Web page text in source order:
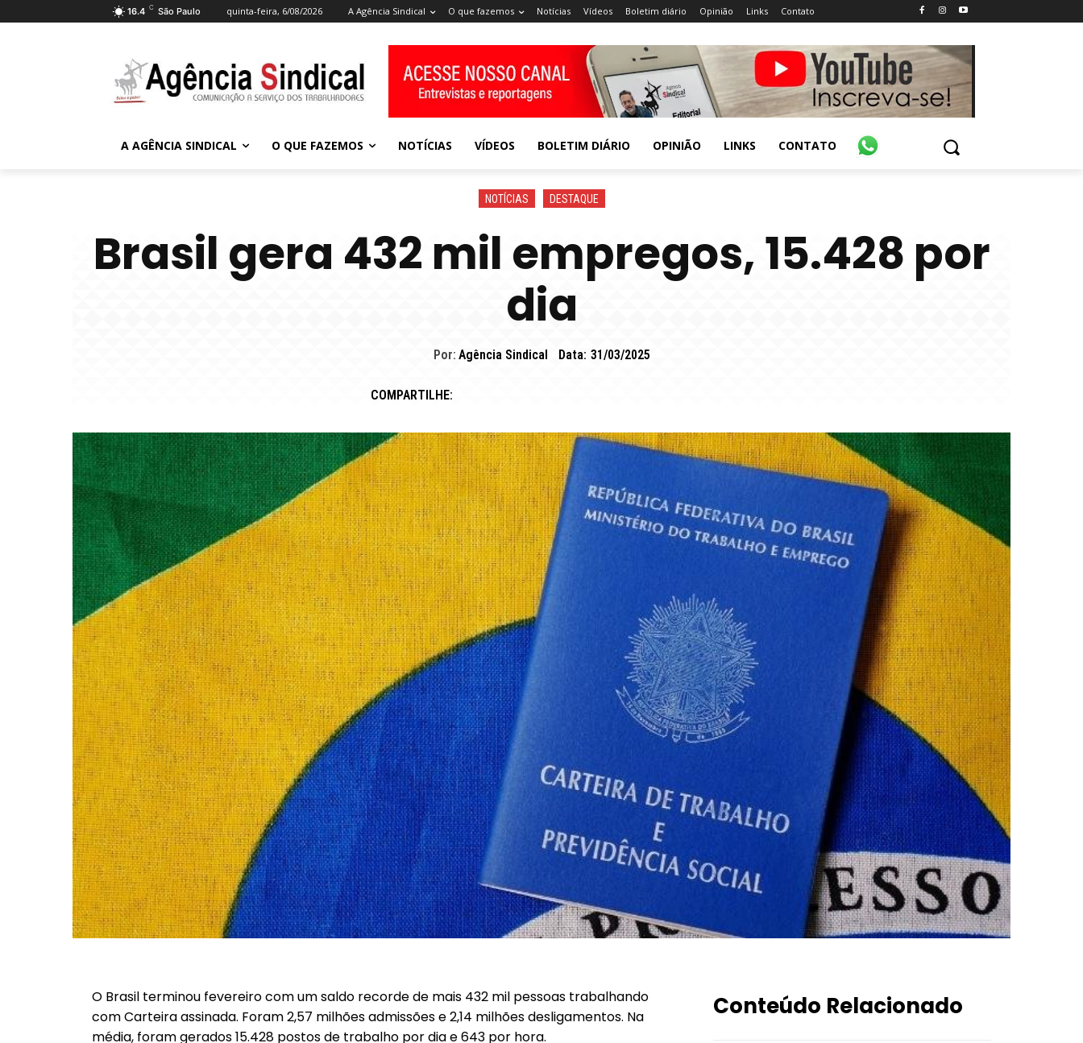
16.4 C São Paulo quinta-feira, 6/08/2026 A Agência Sindical O que fazemos Notícias Vídeos Boletim diário Opinião Links Contato
A AGÊNCIA SINDICAL O QUE FAZEMOS NOTÍCIAS VÍDEOS BOLETIM DIÁRIO OPINIÃO LINKS CONTATO
NOTÍCIAS DESTAQUE
Brasil gera 432 mil empregos, 15.428 por
dia
Por: Agência Sindical Data: 31/03/2025
COMPARTILHE:
O Brasil terminou fevereiro com um saldo recorde de mais 432 mil pessoas trabalhando
com Carteira assinada. Foram 2,57 milhões admissões e 2,14 milhões desligamentos. Na
média, foram gerados 15.428 postos de trabalho por dia e 643 por hora.
Conteúdo Relacionado